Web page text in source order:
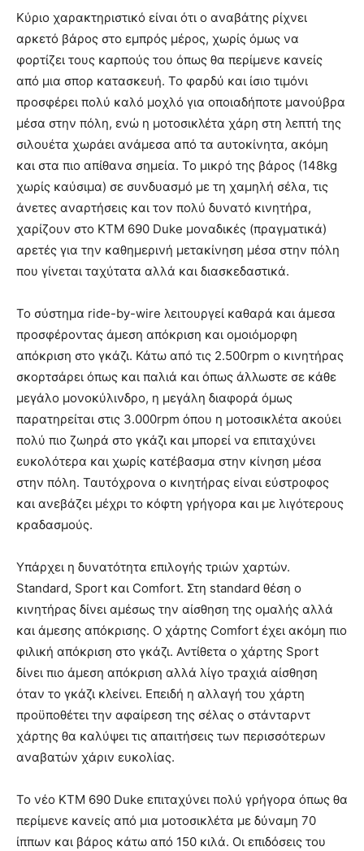
Κύριο χαρακτηριστικό είναι ότι ο αναβάτης ρίχνει
αρκετό βάρος στο εμπρός μέρος, χωρίς όμως να
φορτίζει τους καρπούς του όπως θα περίμενε κανείς
από μια σπορ κατασκευή. Το φαρδύ και ίσιο τιμόνι
προσφέρει πολύ καλό μοχλό για οποιαδήποτε μανούβρα
μέσα στην πόλη, ενώ η μοτοσικλέτα χάρη στη λεπτή της
σιλουέτα χωράει ανάμεσα από τα αυτοκίνητα, ακόμη
και στα πιο απίθανα σημεία. Το μικρό της βάρος (148kg
χωρίς καύσιμα) σε συνδυασμό με τη χαμηλή σέλα, τις
άνετες αναρτήσεις και τον πολύ δυνατό κινητήρα,
χαρίζουν στο KTM 690 Duke μοναδικές (πραγματικά)
αρετές για την καθημερινή μετακίνηση μέσα στην πόλη
που γίνεται ταχύτατα αλλά και διασκεδαστικά.
Το σύστημα ride-by-wire λειτουργεί καθαρά και άμεσα
προσφέροντας άμεση απόκριση και ομοιόμορφη
απόκριση στο γκάζι. Κάτω από τις 2.500rpm ο κινητήρας
σκορτσάρει όπως και παλιά και όπως άλλωστε σε κάθε
μεγάλο μονοκύλινδρο, η μεγάλη διαφορά όμως
παρατηρείται στις 3.000rpm όπου η μοτοσικλέτα ακούει
πολύ πιο ζωηρά στο γκάζι και μπορεί να επιταχύνει
ευκολότερα και χωρίς κατέβασμα στην κίνηση μέσα
στην πόλη. Ταυτόχρονα ο κινητήρας είναι εύστροφος
και ανεβάζει μέχρι το κόφτη γρήγορα και με λιγότερους
κραδασμούς.
Υπάρχει η δυνατότητα επιλογής τριών χαρτών.
Standard, Sport και Comfort. Στη standard θέση ο
κινητήρας δίνει αμέσως την αίσθηση της ομαλής αλλά
και άμεσης απόκρισης. Ο χάρτης Comfort έχει ακόμη πιο
φιλική απόκριση στο γκάζι. Αντίθετα ο χάρτης Sport
δίνει πιο άμεση απόκριση αλλά λίγο τραχιά αίσθηση
όταν το γκάζι κλείνει. Επειδή η αλλαγή του χάρτη
προϋποθέτει την αφαίρεση της σέλας ο στάνταρντ
χάρτης θα καλύψει τις απαιτήσεις των περισσότερων
αναβατών χάριν ευκολίας.
Το νέο KTM 690 Duke επιταχύνει πολύ γρήγορα όπως θα
περίμενε κανείς από μια μοτοσικλέτα με δύναμη 70
ίππων και βάρος κάτω από 150 κιλά. Οι επιδόσεις του